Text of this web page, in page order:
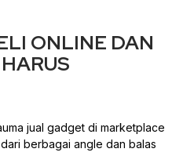
ONLINE DAN
jual gadget di marketplace
berbagai angle dan balas